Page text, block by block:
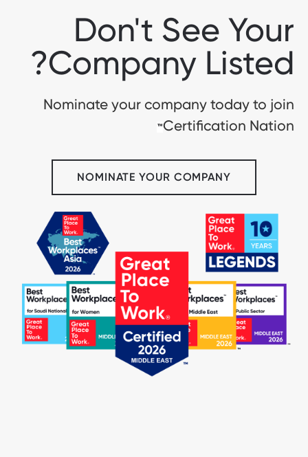
Don't See Your
Company Listed?
Nominate your company today to join
Certification Nation
™
NOMINATE YOUR COMPANY